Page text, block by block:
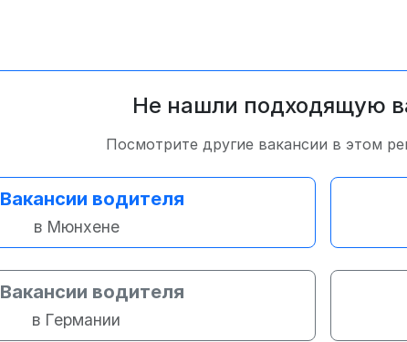
Не нашли подходящую
Посмотрите другие вакансии в этом
Вакансии водителя
в Мюнхене
Вакансии водителя
в Германии